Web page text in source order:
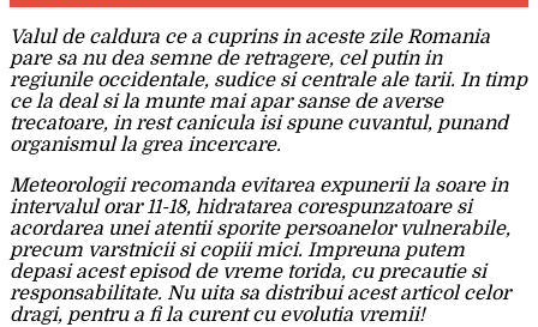
Valul de caldura ce a cuprins in aceste zile Romania
pare sa nu dea semne de retragere, cel putin in
regiunile occidentale, sudice si centrale ale tarii. In timp
ce la deal si la munte mai apar sanse de averse
trecatoare, in rest canicula isi spune cuvantul, punand
organismul la grea incercare.
Meteorologii recomanda evitarea expunerii la soare in
intervalul orar 11-18, hidratarea corespunzatoare si
acordarea unei atentii sporite persoanelor vulnerabile,
precum varstnicii si copiii mici. Impreuna putem
depasi acest episod de vreme torida, cu precautie si
responsabilitate. Nu uita sa distribui acest articol celor
dragi, pentru a fi la curent cu evolutia vremii!